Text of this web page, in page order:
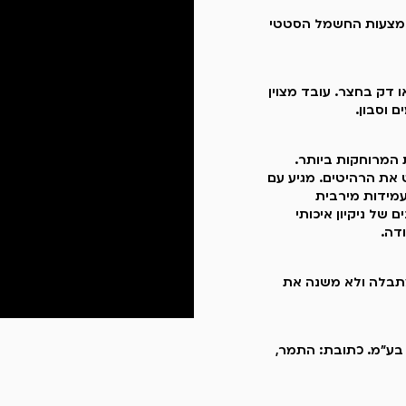
החשמל הסטטי
דק בחצר. עובד מצוין
וסבון.
המרוחקות ביותר.
את הרהיטים. מגיע עם
מירבית
של ניקיון איכותי
לא נשחק, לא מתבלה ולא משנה את
בע"מ. כתובת: התמר,